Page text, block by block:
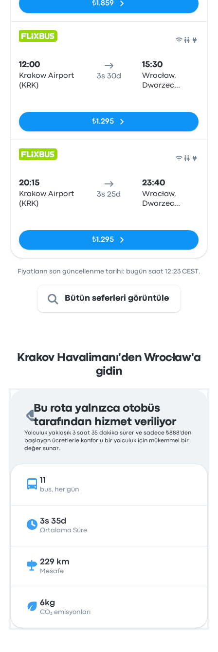
₺1.859
12:00
Krakow Airport
(KRK)
3s 30d
15:30
Wrocław,
Dworzec
₺1.295
20:15
Krakow Airport
(KRK)
3s 25d
23:40
Wrocław,
Dworzec
₺1.295
Fiyatların son güncellenme tarihi: bugün saat 12:23 CEST.
Bütün seferleri görüntüle
Krakov Havalimanı'den Wrocław'a
gidin
Bu rota yalnızca otobüs
tarafından hizmet veriliyor
Yolculuk yaklaşık 3 saat 35 dakika sürer ve sadece ₺888'den
başlayan ücretlerle konforlu bir yolculuk için mükemmel bir
değer sunar.
11
bus, her gün
3s 35d
Ortalama Süre
229 km
Mesafe
6kg
CO₂ emisyonları